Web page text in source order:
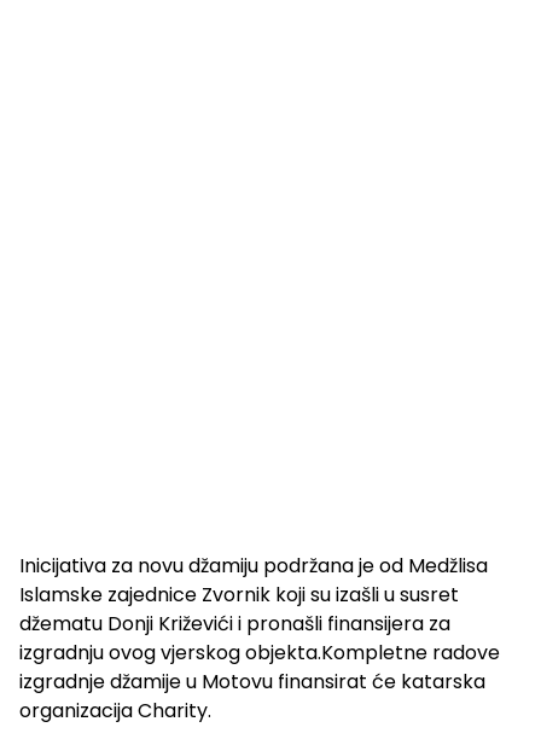
Inicijativa za novu džamiju podržana je od Medžlisa
Islamske zajednice Zvornik koji su izašli u susret
džematu Donji Križevići i pronašli finansijera za
izgradnju ovog vjerskog objekta.Kompletne radove
izgradnje džamije u Motovu finansirat će katarska
organizacija Charity.